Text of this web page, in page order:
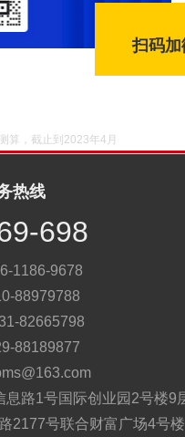
扫码加
算，截止到2023年4月
热线
698
1186-9678
88979788
82665798
88189877
息路1号国际创业园2号楼9
2177号联合财富广场4号楼